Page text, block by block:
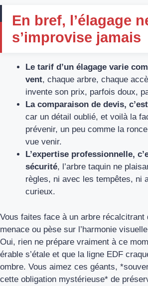
En bref, l’élagage
s’improvise jamais
Le tarif d’un élagage varie
vent, chaque arbre, chaque
invente son prix, parfois doux,
La comparaison de devis,
car un détail oublié, et voilà la
prévenir, un peu comme la
vue venir.
L’expertise professionnelle,
sécurité, l’arbre taquin ne
règles, ni avec les tempêtes, ni
curieux.
Vous faites face à un arbre récalcitrant
menace ou pèse sur l’harmonie
Oui, rien ne prépare vraiment à ce
érable s’étale et que la ligne EDF
ombre. Vous aimez ces géants,
cette obligation mystérieuse* de